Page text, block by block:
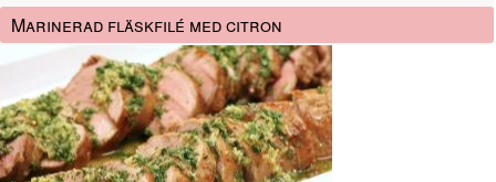
Marinerad fläskfilé med citron